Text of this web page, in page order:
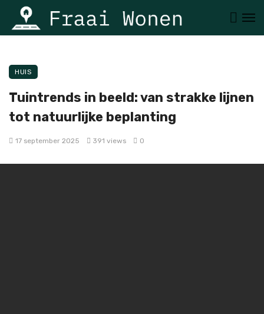
HUIS
Tuintrends in beeld: van strakke lijnen
tot natuurlijke beplanting
17 september 2025 391 views 0